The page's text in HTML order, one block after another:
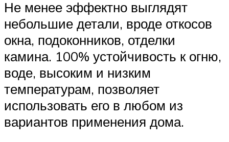
Не менее эффектно выглядят
небольшие детали, вроде откосов
окна, подоконников, отделки
камина. 100% устойчивость к огню,
воде, высоким и низким
температурам, позволяет
использовать его в любом из
вариантов применения дома.